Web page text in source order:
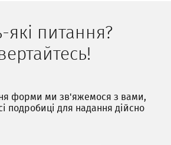
які питання?
форми ми зв'яжемося з вами,
подробиці для надання дійсно